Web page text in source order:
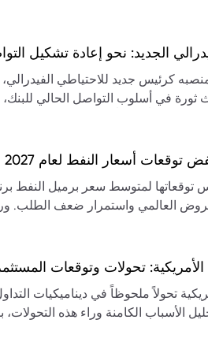
توقعات بارتفاع مستمر في الأسعار
الجديد: نحو إعادة تشكيل
كرئيس جديد للاحتياطي الفيدرالي،
في أسلوب التواصل الحالي للبنك،
دوراً مبالغاً فيه. يسعى إلى
النفط لعام 2027 وسط تغيرات في العرض والطلب
العالمي واستمرار ضعف الطلب.
العالمية في الربع الثاني
صادرات دول الخليج إلى طبيعتها
يمكن أن يؤدي إلى تقلبات سعرية
وسيناريوهات لانخفاض الأسعار في
تحولات وتوقعات
تحولاً ملحوظاً في ديناميكيات
الأسباب الكامنة وراء هذه